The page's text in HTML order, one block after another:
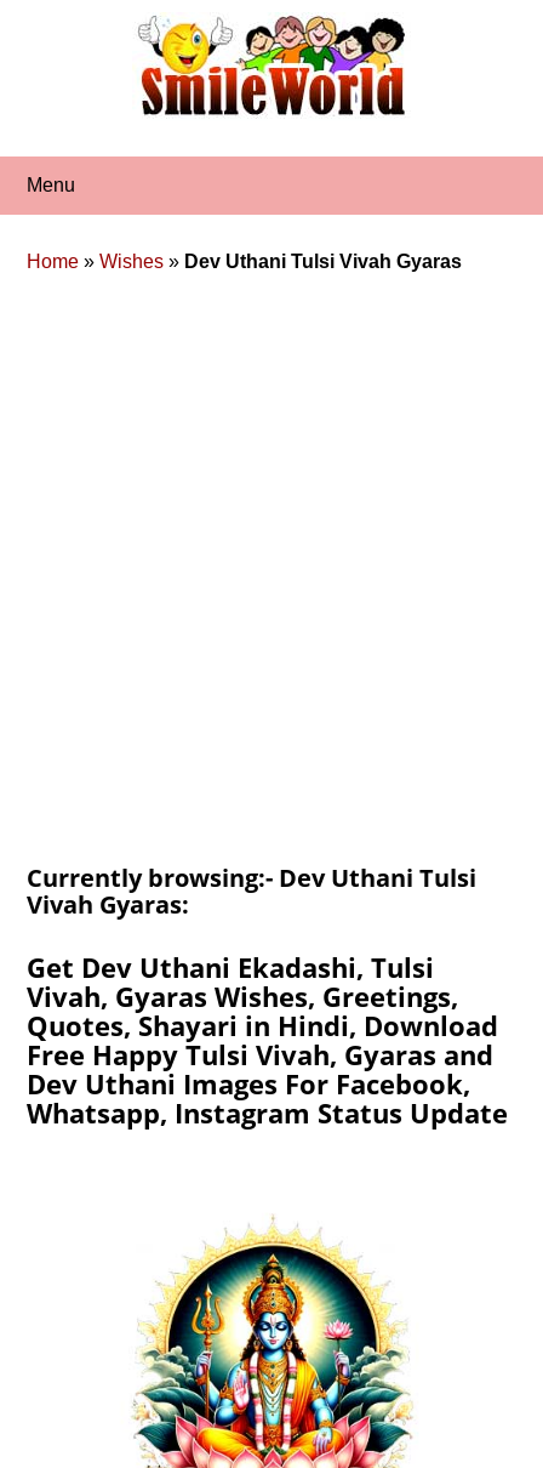
Menu
Home »Wishes » Dev Uthani Tulsi Vivah Gyaras
Currently browsing:- Dev Uthani Tulsi
Vivah Gyaras:
Get Dev Uthani Ekadashi, Tulsi
Vivah, Gyaras Wishes, Greetings,
Quotes, Shayari in Hindi, Download
Free Happy Tulsi Vivah, Gyaras and
Dev Uthani Images For Facebook,
Whatsapp, Instagram Status Update